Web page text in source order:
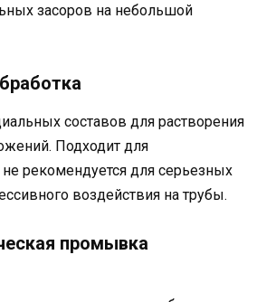
засоров на небольшой
составов для растворения
Подходит для
рекомендуется для серьезных
воздействия на трубы.
промывка